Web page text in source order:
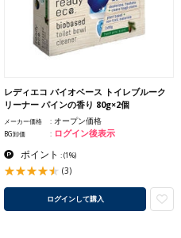
レディエコ バイオベース トイレブルーク
リーナー パインの香り 80g×2個
メーカー価格 オープン価格
BG卸価 ログイン後表示
ポイント :(1%)
(3)
ログインして購入